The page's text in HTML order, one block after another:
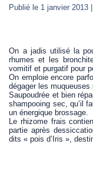
Publié le 1 janvier 2013 |
On a jadis utilisé la
rhumes et les
vomitif et purgatif pour
On emploie encore
dégager les
Saupoudrée et bien
shampooing sec, qu’il
un énergique brossage.
Le rhizome frais
partie après
dits « pois d’Iris »,